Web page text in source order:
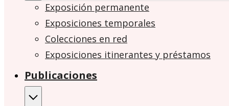
Exposición permanente
Exposiciones temporales
Colecciones en red
Exposiciones itinerantes y préstamos
Publicaciones